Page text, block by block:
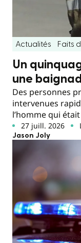
Actualités Faits
Un
une
Des personnes
intervenues
l’homme qui
27 juill. 2026
Jason Joly